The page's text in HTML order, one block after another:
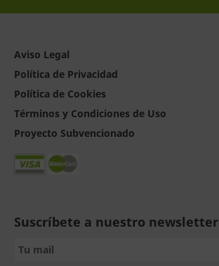
Aviso Legal
Política de Privacidad
Política de Cookies
Términos y Condiciones de Uso
Proyecto Subvencionado
Suscríbete a nuestro newsletter